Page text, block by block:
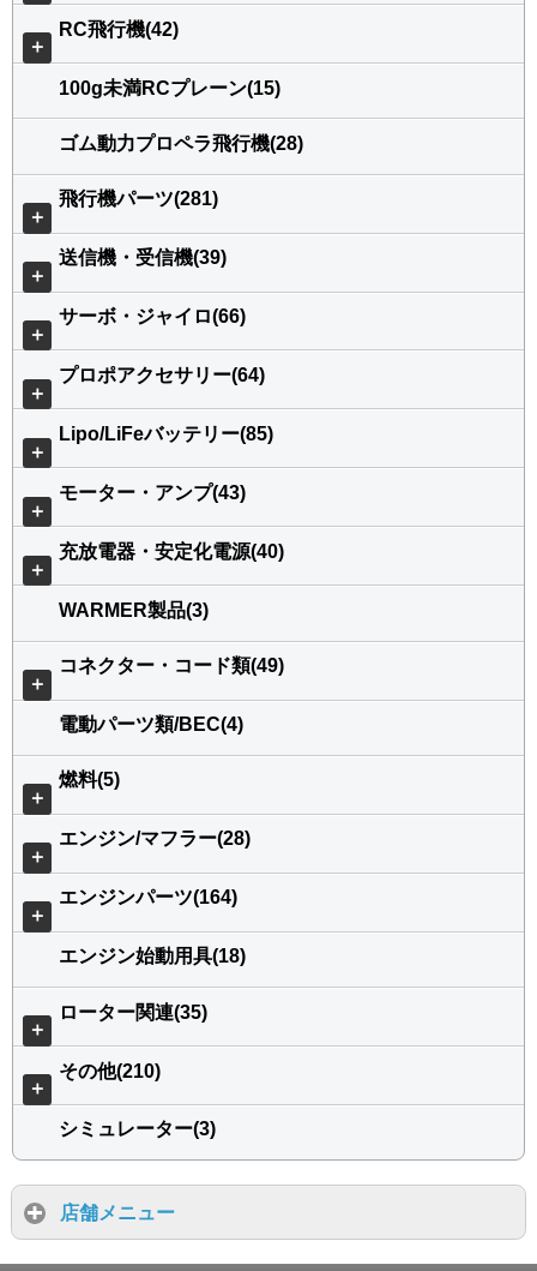
＋
RC飛行機(42)
100g未満RCプレーン(15)
ゴム動力プロペラ飛行機(28)
＋
飛行機パーツ(281)
＋
送信機・受信機(39)
＋
サーボ・ジャイロ(66)
＋
プロポアクセサリー(64)
＋
Lipo/LiFeバッテリー(85)
＋
モーター・アンプ(43)
＋
充放電器・安定化電源(40)
WARMER製品(3)
＋
コネクター・コード類(49)
電動パーツ類/BEC(4)
＋
燃料(5)
＋
エンジン/マフラー(28)
＋
エンジンパーツ(164)
エンジン始動用具(18)
＋
ローター関連(35)
＋
その他(210)
シミュレーター(3)
店舗メニュー